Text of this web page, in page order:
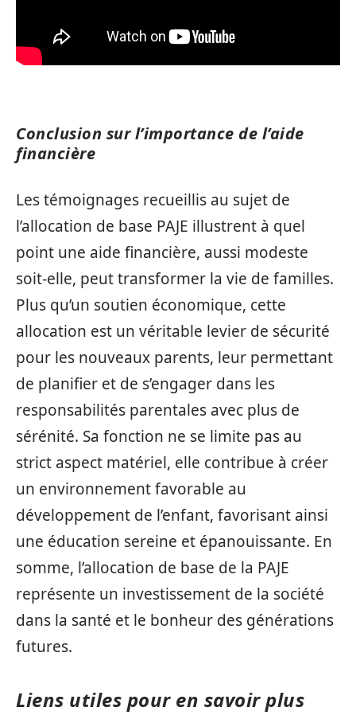
Conclusion sur l’importance de l’aide
financière
Les témoignages recueillis au sujet de
l’allocation de base PAJE illustrent à quel
point une aide financière, aussi modeste
soit-elle, peut transformer la vie de familles.
Plus qu’un soutien économique, cette
allocation est un véritable levier de sécurité
pour les nouveaux parents, leur permettant
de planifier et de s’engager dans les
responsabilités parentales avec plus de
sérénité. Sa fonction ne se limite pas au
strict aspect matériel, elle contribue à créer
un environnement favorable au
développement de l’enfant, favorisant ainsi
une éducation sereine et épanouissante. En
somme, l’allocation de base de la PAJE
représente un investissement de la société
dans la santé et le bonheur des générations
futures.
Liens utiles pour en savoir plus